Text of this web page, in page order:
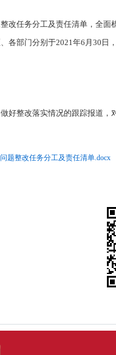
改任务分工及责任清单，全
各部门分别于2021年6月30
好整改落实情况的跟踪报道
题整改任务分工及责任清单.docx